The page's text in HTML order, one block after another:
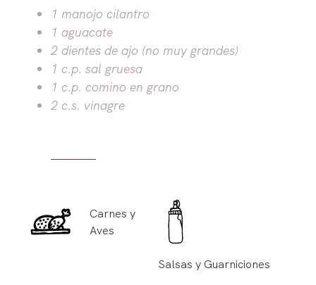
1 manojo cilantro
1 aguacate
2 dientes de ajo (no muy grandes)
1 c.p. sal gruesa
1 c.p. comino en grano
2 c.s. vinagre
Carnes y
Aves
Salsas y Guarniciones